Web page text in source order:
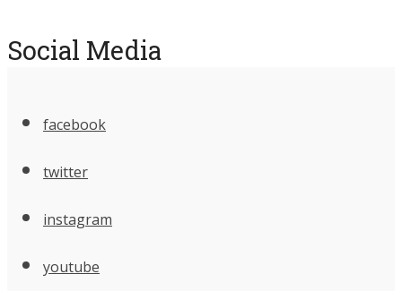
Social Media
facebook
twitter
instagram
youtube